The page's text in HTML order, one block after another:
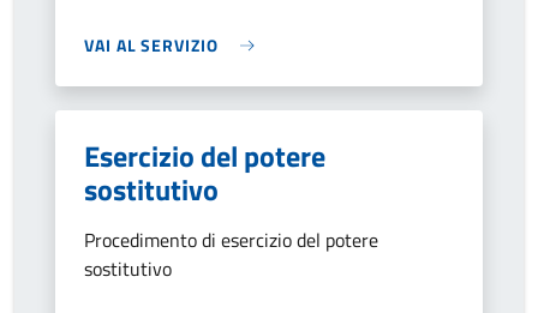
VAI AL SERVIZIO
Esercizio del potere
sostitutivo
Procedimento di esercizio del potere
sostitutivo